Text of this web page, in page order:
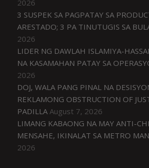
2026
3 SUSPEK SA PAGPATAY SA
ARESTADO; 3 PA TINUTUGIS SA
2026
LIDER NG DAWLAH ISLAMIYA-
NA KASAMAHAN PATAY SA
2026
DOJ, WALA PANG PINAL NA
REKLAMONG OBSTRUCTION OF
PADILLA August 7, 2026
LIMANG KABAONG NA MAY ANTI-
MENSAHE, IKINALAT SA METRO
2026